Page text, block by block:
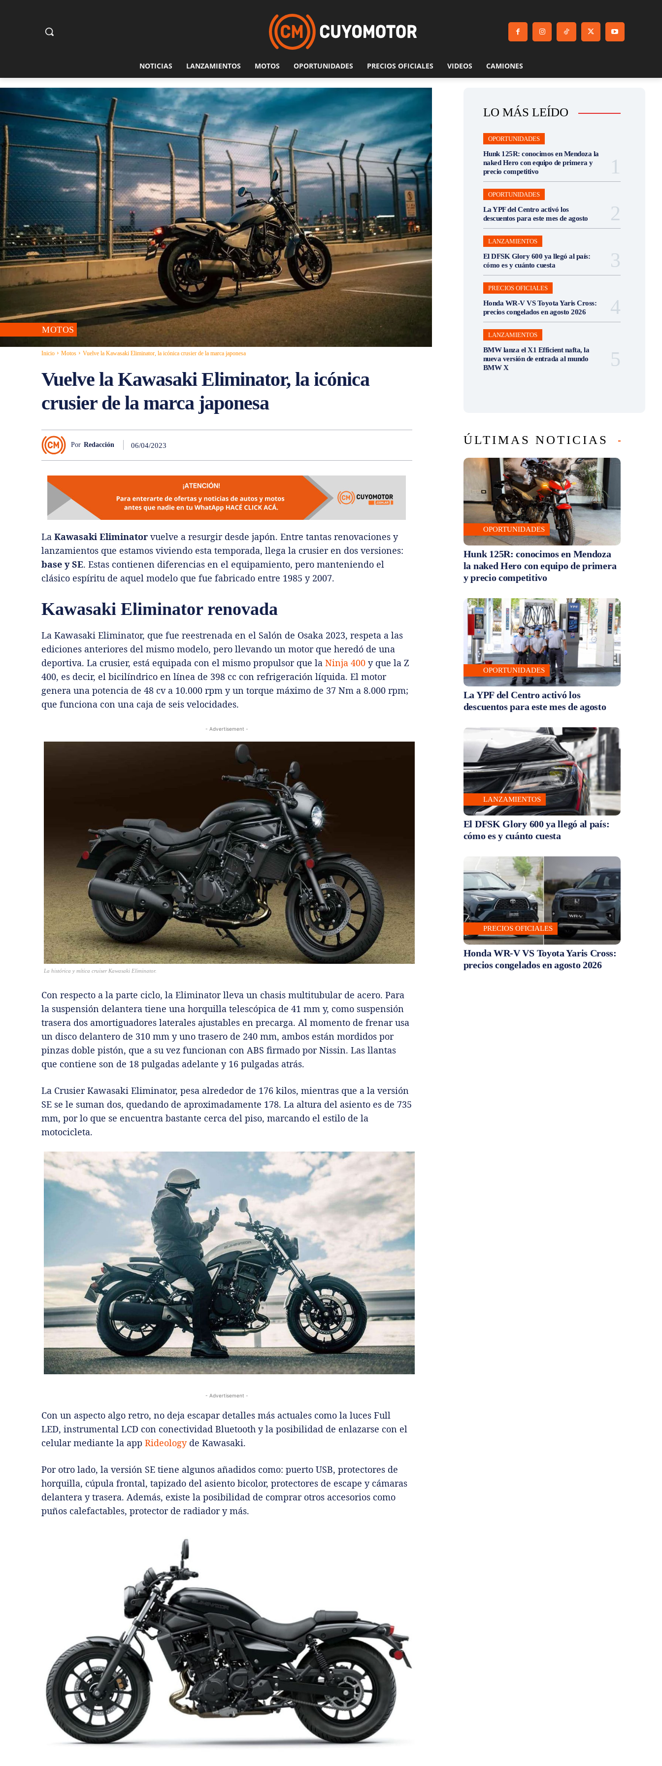
NOTICIAS LANZAMIENTOS MOTOS OPORTUNIDADES PRECIOS OFICIALES VIDEOS CAMIONES
MOTOS
Inicio Motos Vuelve la Kawasaki Eliminator, la icónica crusier de la marca japonesa
Vuelve la Kawasaki Eliminator, la icónica
crusier de la marca japonesa
Por Redacción 06/04/2023
La Kawasaki Eliminator vuelve a resurgir desde japón. Entre tantas renovaciones y
lanzamientos que estamos viviendo esta temporada, llega la crusier en dos versiones:
base y SE. Estas contienen diferencias en el equipamiento, pero manteniendo el
clásico espíritu de aquel modelo que fue fabricado entre 1985 y 2007.
Kawasaki Eliminator renovada
La Kawasaki Eliminator, que fue reestrenada en el Salón de Osaka 2023, respeta a las
ediciones anteriores del mismo modelo, pero llevando un motor que heredó de una
deportiva. La crusier, está equipada con el mismo propulsor que la Ninja 400 y que la Z
400, es decir, el bicilíndrico en línea de 398 cc con refrigeración líquida. El motor
genera una potencia de 48 cv a 10.000 rpm y un torque máximo de 37 Nm a 8.000 rpm;
que funciona con una caja de seis velocidades.
- Advertisement -
La histórica y mítica cruiser Kawasaki Eliminator.
Con respecto a la parte ciclo, la Eliminator lleva un chasis multitubular de acero. Para
la suspensión delantera tiene una horquilla telescópica de 41 mm y, como suspensión
trasera dos amortiguadores laterales ajustables en precarga. Al momento de frenar usa
un disco delantero de 310 mm y uno trasero de 240 mm, ambos están mordidos por
pinzas doble pistón, que a su vez funcionan con ABS firmado por Nissin. Las llantas
que contiene son de 18 pulgadas adelante y 16 pulgadas atrás.
La Crusier Kawasaki Eliminator, pesa alrededor de 176 kilos, mientras que a la versión
SE se le suman dos, quedando de aproximadamente 178. La altura del asiento es de 735
mm, por lo que se encuentra bastante cerca del piso, marcando el estilo de la
motocicleta.
- Advertisement -
Con un aspecto algo retro, no deja escapar detalles más actuales como la luces Full
LED, instrumental LCD con conectividad Bluetooth y la posibilidad de enlazarse con el
celular mediante la app Rideologyde Kawasaki.
Por otro lado, la versión SE tiene algunos añadidos como: puerto USB, protectores de
horquilla, cúpula frontal, tapizado del asiento bicolor, protectores de escape y cámaras
delantera y trasera. Además, existe la posibilidad de comprar otros accesorios como
puños calefactables, protector de radiador y más.
LO MÁS LEÍDO
OPORTUNIDADES
Hunk 125R: conocimos en Mendoza la
naked Hero con equipo de primera y
precio competitivo
OPORTUNIDADES
La YPF del Centro activó los
descuentos para este mes de agosto
LANZAMIENTOS
El DFSK Glory 600 ya llegó al país:
cómo es y cuánto cuesta
PRECIOS OFICIALES
Honda WR-V VS Toyota Yaris Cross:
precios congelados en agosto 2026
LANZAMIENTOS
BMW lanza el X1 Efficient nafta, la
nueva versión de entrada al mundo
BMW X
ÚLTIMAS NOTICIAS
OPORTUNIDADES
Hunk 125R: conocimos en Mendoza
la naked Hero con equipo de primera
y precio competitivo
OPORTUNIDADES
La YPF del Centro activó los
descuentos para este mes de agosto
LANZAMIENTOS
El DFSK Glory 600 ya llegó al país:
cómo es y cuánto cuesta
PRECIOS OFICIALES
Honda WR-V VS Toyota Yaris Cross:
precios congelados en agosto 2026